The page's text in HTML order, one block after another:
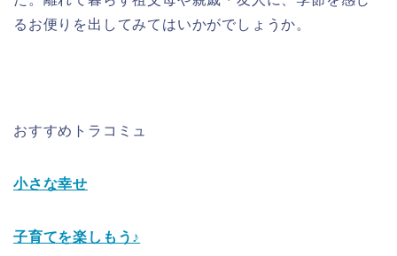
るお便りを出してみてはいかがでしょうか。
おすすめトラコミュ
小さな幸せ
子育てを楽しもう♪